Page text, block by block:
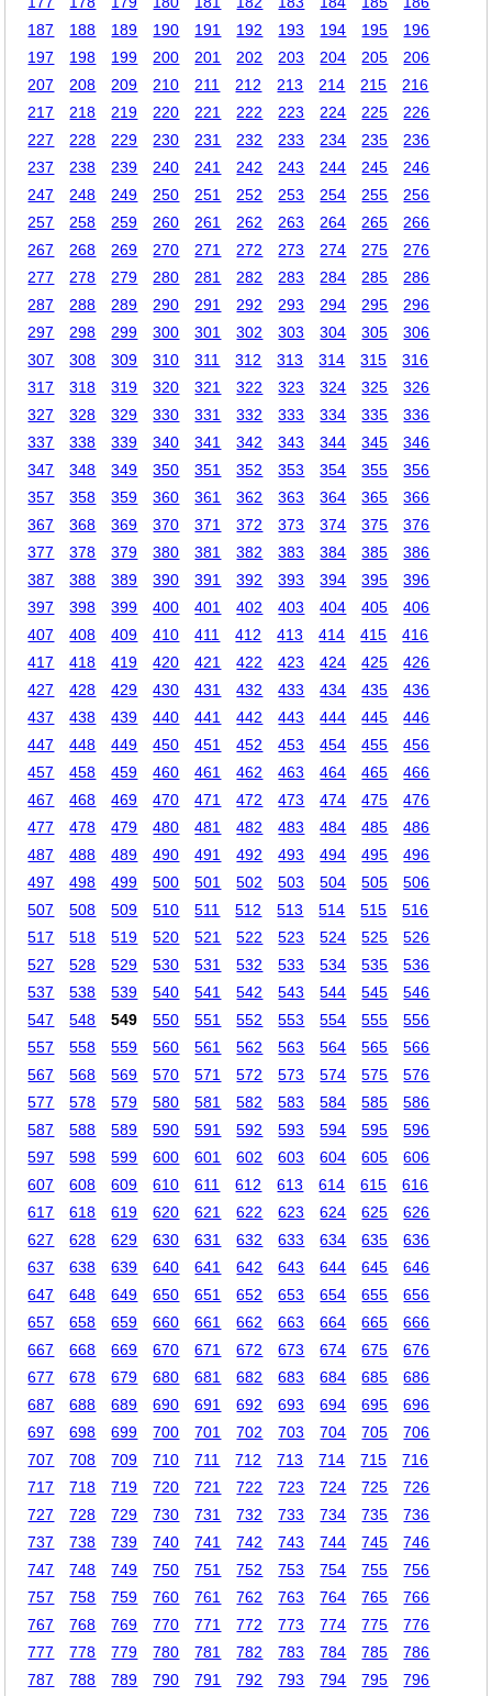
187
188 189 190 191 192 193 194 195
196
197
198 199 200 201 202 203 204 205
206
207
208 209 210 211 212 213 214 215
216
217
218 219 220 221 222 223 224 225
226
227
228 229 230 231 232 233 234 235
236
237
238 239 240 241 242 243 244 245
246
247
248 249 250 251 252 253 254 255
256
257
258 259 260 261 262 263 264 265
266
267
268 269 270 271 272 273 274 275
276
277
278 279 280 281 282 283 284 285
286
287
288 289 290 291 292 293 294 295
296
297
298 299 300 301 302 303 304 305
306
307
308 309 310 311 312 313 314 315
316
317
318 319 320 321 322 323 324 325
326
327
328 329 330 331 332 333 334 335
336
337
338 339 340 341 342 343 344 345
346
347
348 349 350 351 352 353 354 355
356
357
358 359 360 361 362 363 364 365
366
367
368 369 370 371 372 373 374 375
376
377
378 379 380 381 382 383 384 385
386
387
388 389 390 391 392 393 394 395
396
397
398 399 400 401 402 403 404 405
406
407
408 409 410 411 412 413 414 415
416
417
418 419 420 421 422 423 424 425
426
427
428 429 430 431 432 433 434 435
436
437
438 439 440 441 442 443 444 445
446
447
448 449 450 451 452 453 454 455
456
457
458 459 460 461 462 463 464 465
466
467
468 469 470 471 472 473 474 475
476
477
478 479 480 481 482 483 484 485
486
487
488 489 490 491 492 493 494 495
496
497
498 499 500 501 502 503 504 505
506
507
508 509 510 511 512 513 514 515
516
517
518 519 520 521 522 523 524 525
526
527
528 529 530 531 532 533 534 535
536
537
538 539 540 541 542 543 544 545
546
547
548 549 550 551 552 553 554 555
556
557
558 559 560 561 562 563 564 565
566
567
568 569 570 571 572 573 574 575
576
577
578 579 580 581 582 583 584 585
586
587
588 589 590 591 592 593 594 595
596
597
598 599 600 601 602 603 604 605
606
607
608 609 610 611 612 613 614 615
616
617
618 619 620 621 622 623 624 625
626
627
628 629 630 631 632 633 634 635
636
637
638 639 640 641 642 643 644 645
646
647
648 649 650 651 652 653 654 655
656
657
658 659 660 661 662 663 664 665
666
667
668 669 670 671 672 673 674 675
676
677
678 679 680 681 682 683 684 685
686
687
688 689 690 691 692 693 694 695
696
697
698 699 700 701 702 703 704 705
706
707
708 709 710 711 712 713 714 715
716
717
718 719 720 721 722 723 724 725
726
727
728 729 730 731 732 733 734 735
736
737
738 739 740 741 742 743 744 745
746
747
748 749 750 751 752 753 754 755
756
757
758 759 760 761 762 763 764 765
766
767
768 769 770 771 772 773 774 775
776
777
778 779 780 781 782 783 784 785
786
787
788 789 790 791 792 793 794 795
796